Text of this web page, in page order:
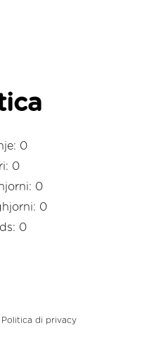
0
0
0
0
0
Politica di privacy